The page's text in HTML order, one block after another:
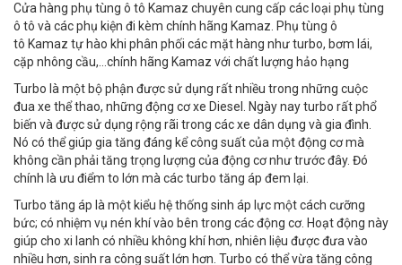
Cửa hàng phụ tùng ô tô Kamaz chuyên cung cấp các loại phụ tùng
ô tô và các phụ kiện đi kèm chính hãng Kamaz. Phụ tùng ô
tô Kamaz tự hào khi phân phối các mặt hàng như turbo, bơm lái,
cặp nhông cầu,…chính hãng Kamaz với chất lượng hảo hạng
Turbo là một bộ phận được sử dụng rất nhiều trong những cuộc
đua xe thể thao, những động cơ xe Diesel. Ngày nay turbo rất phổ
biến và được sử dụng rộng rãi trong các xe dân dụng và gia đình.
Nó có thể giúp gia tăng đáng kể công suất của một động cơ mà
không cần phải tăng trọng lượng của động cơ như trước đây. Đó
chính là ưu điểm to lớn mà các turbo tăng áp đem lại.
Turbo tăng áp là một kiểu hệ thống sinh áp lực một cách cưỡng
bức; có nhiệm vụ nén khí vào bên trong các động cơ. Hoạt động này
giúp cho xi lanh có nhiều không khí hơn, nhiên liệu được đưa vào
nhiều hơn, sinh ra công suất lớn hơn. Turbo có thể vừa tăng công